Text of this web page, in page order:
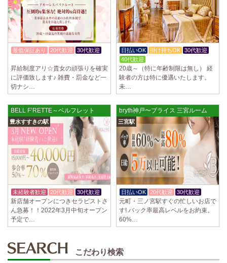
最低保証あり 20代歓迎
30代歓迎
昇給制度アリ☆貴女の頑張りを確実
に評価致します♪ 雑費・罰金など一
切ナシ…
日払いOK 掛け持ちOK
30代歓迎
40代歓迎
20歳～（特に年齢制限は無し） 経
験者の方は特に優遇いたします。
未…
BELL F’RETTE～ベルフレット
豊水すすきの駅
未経験者歓迎 20代歓迎 30代歓迎
新店舗オープンにつきセラピストさ
ん急募！！2022年3月中旬オープン
予定で…
bryth神戸〜ブライス 三宮ルーム
三宮駅
日払いOK 20代歓迎 30代歓迎
元町・三ノ宮駅すぐの忙しいお店で
す! バック率最高レベルをお約束。
60%…
こだわり検索